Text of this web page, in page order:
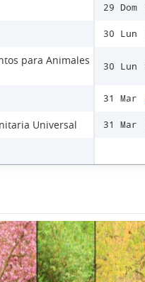
para Animales
Universal
29 Dom
30 Lun
30 Lun
31 Mar
31 Mar